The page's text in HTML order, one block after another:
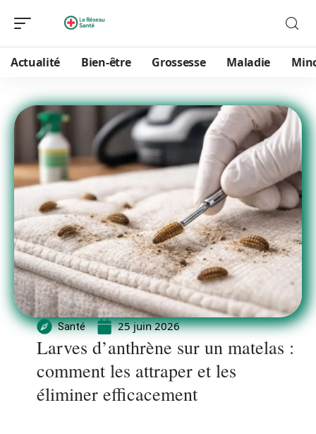
Actualité Bien-être Grossesse Maladie
Santé 25 juin 2026
Larves d’anthrène sur un matelas :
comment les attraper et les
éliminer efficacement